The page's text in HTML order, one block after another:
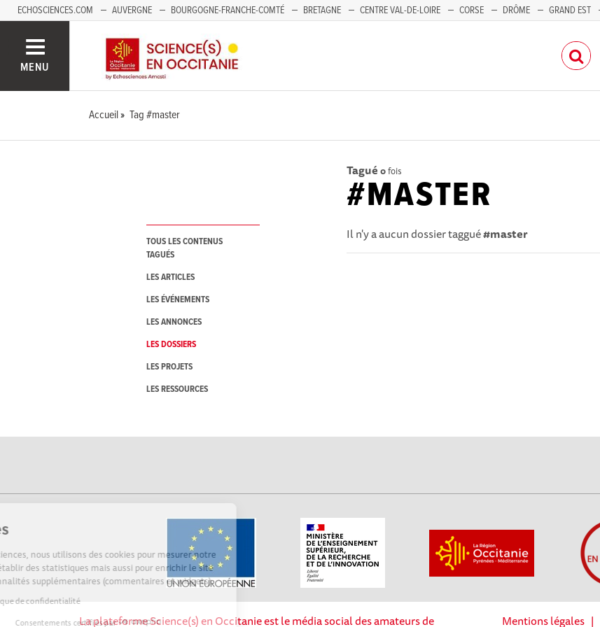
Sur Echosciences, nous utilisons des cookies pour mesurer notre
audience, établir des statistiques mais aussi pour enrichir le site
de fonctionnalités supplémentaires (commentaires et widgets).
Lire la politique de confidentialité
Consentements certifiés par
ECHOSCIENCES.COM AUVERGNE BOURGOGNE-FRANCHE-COMTÉ BRETAGNE CENTRE VAL-DE-LOIRE CORSE DRÔME GRAND EST
MENU
Accueil Tag #master
TOUS LES CONTENUS
TAGUÉS
LES ARTICLES
LES ÉVÉNEMENTS
LES ANNONCES
LES DOSSIERS
LES PROJETS
LES RESSOURCES
Tagué 0fois
#MASTER
Il n'y a aucun dossier taggué#master
La plateforme Science(s) en Occitanie est le média social des amateurs de Mentions légales|